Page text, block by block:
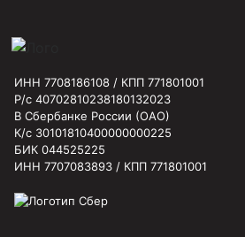
ИНН 7708186108 / КПП 771801001
Р/с 40702810238180132023
В Сбербанке России (ОАО)
К/с 30101810400000000225
БИК 044525225
ИНН 7707083893 / КПП 771801001